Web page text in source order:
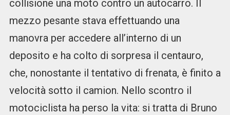
collisione una moto contro un autocarro. Il
mezzo pesante stava effettuando una
manovra per accedere all’interno di un
deposito e ha colto di sorpresa il centauro,
che, nonostante il tentativo di frenata, è finito a
velocità sotto il camion. Nello scontro il
motociclista ha perso la vita: si tratta di Bruno